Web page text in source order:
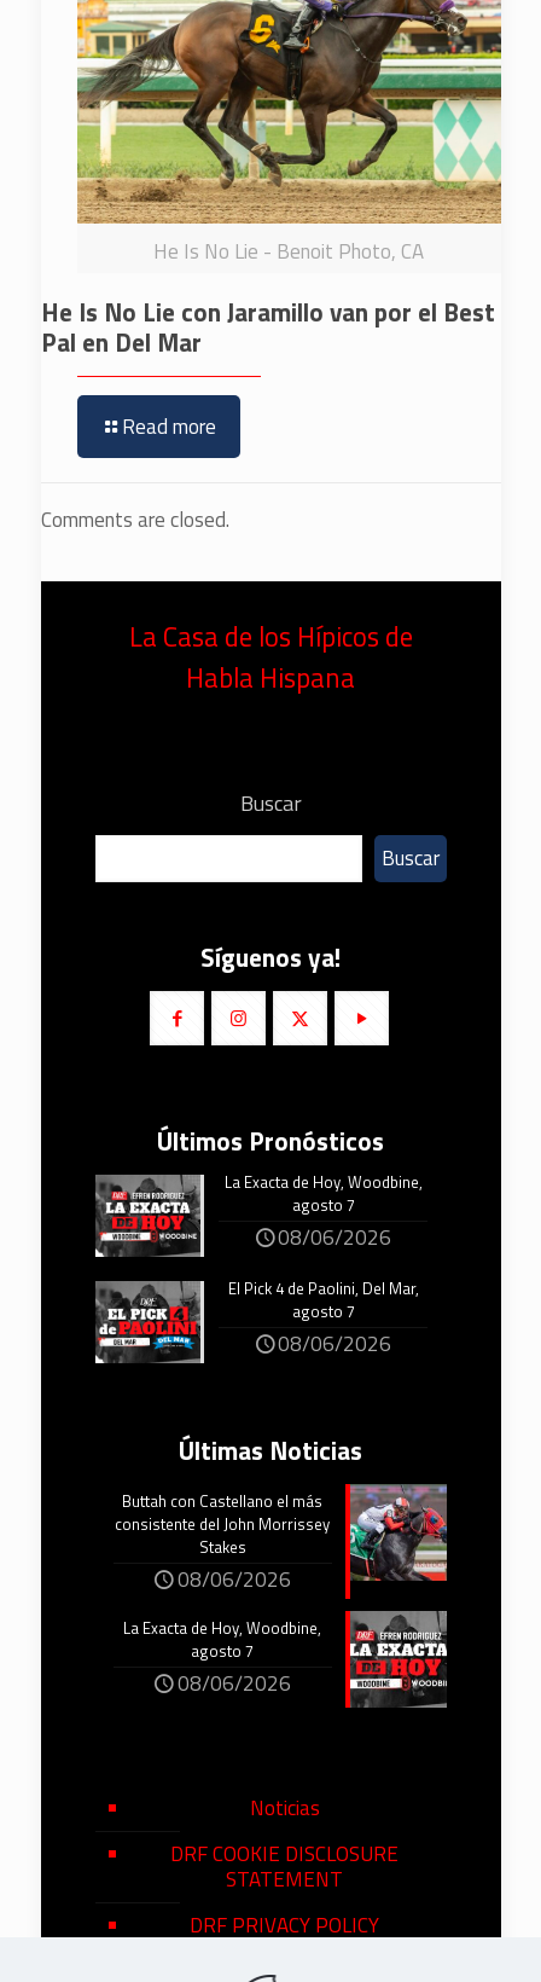
He Is No Lie - Benoit Photo, CA
He Is No Lie con Jaramillo van por el Best
Pal en Del Mar
Read more
Comments are closed.
La Casa de los Hípicos de
Habla Hispana
Buscar
Buscar
Síguenos ya!
Últimos Pronósticos
La Exacta de Hoy, Woodbine,
agosto 7
08/06/2026
El Pick 4 de Paolini, Del Mar,
agosto 7
08/06/2026
Últimas Noticias
Buttah con Castellano el más
consistente del John Morrissey
Stakes
08/06/2026
La Exacta de Hoy, Woodbine,
agosto 7
08/06/2026
Noticias
DRF COOKIE DISCLOSURE
STATEMENT
DRF PRIVACY POLICY